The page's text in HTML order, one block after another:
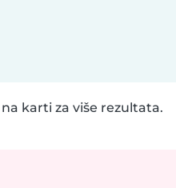
karti za više rezultata.